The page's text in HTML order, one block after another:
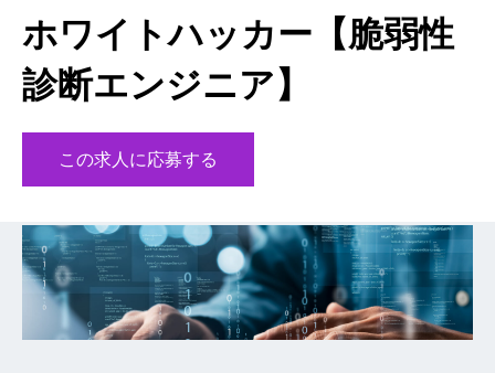
ホワイトハッカー【脆弱性
診断エンジニア】
この求人に応募する